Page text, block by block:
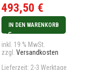
493,50 €
IN DEN WARENKORB
inkl. 19 % MwSt.
zzgl. Versandkosten
Lieferzeit: 2-3 Werktage